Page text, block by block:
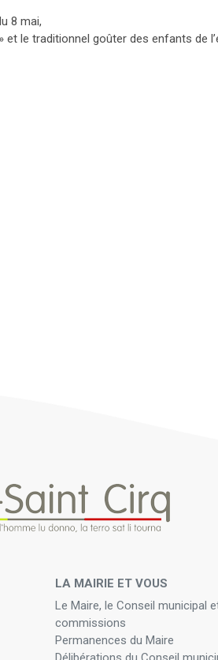
8 mai,
et le traditionnel goûter des enfants de
LA MAIRIE ET VOUS
Le Maire, le Conseil municipal
commissions
Permanences du Maire